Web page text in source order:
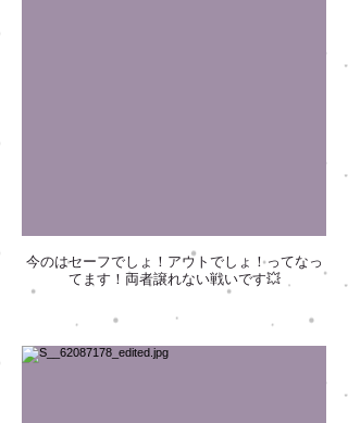
今のはセーフでしょ！アウトでしょ！ってなっ
てます！両者譲れない戦いです💥